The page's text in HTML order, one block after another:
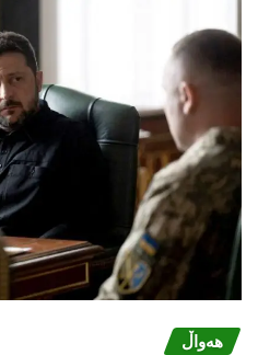
هەواڵ